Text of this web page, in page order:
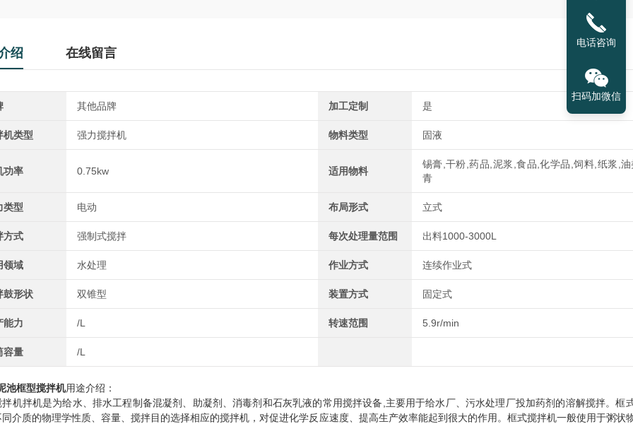
绍 在线留言
其他品牌 加工定制 是
机类型 强力搅拌机 物料类型 固液
功率 0.75kw 适用物料
锡膏,干粉,药品,泥浆,食品,化学品,饲料,纸浆,
青
类型 电动 布局形式 立式
方式 强制式搅拌 每次处理量范围 出料1000-3000L
领域 水处理 作业方式 连续作业式
鼓形状 双锥型 装置方式 固定式
能力 /L 转速范围 5.9r/min
容量 /L
池框型搅拌机用途介绍：
拌机拌机是为给水、排水工程制备混凝剂、助凝剂、消毒剂和石灰乳液的常用搅拌设备,主要用于给水厂、污水处理厂投加药剂的溶解搅拌。框
介质的物理学性质、容量、搅拌目的选择相应的搅拌机，对促进化学反应速度、提高生产效率能起到很大的作用。框式搅拌机一般使用于粥状
电话咨询
扫码加微信